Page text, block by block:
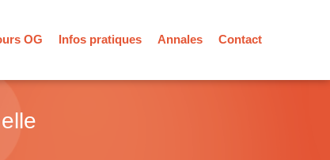
OG Infos pratiques Annales Contact